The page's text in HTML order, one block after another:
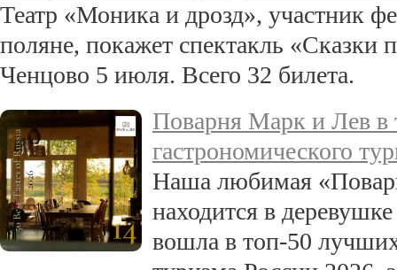
Театр «Моника и дрозд», участник
поляне, покажет спектакль «Сказки
Ченцово 5 июля. Всего 32 билета.
Поварня Марк и Лев в
гастрономического
Наша любимая
находится в
вошла в топ-50